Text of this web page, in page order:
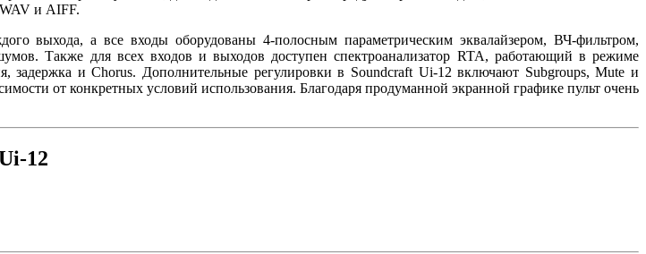
и AIFF.
выхода, а все входы оборудованы 4-полосным параметрическим эквалайзером, ВЧ-фильтром,
Также для всех входов и выходов доступен спектроанализатор RTA, работающий в режиме
задержка и Chorus. Дополнительные регулировки в Soundcraft Ui-12 включают Subgroups, Mute и
от конкретных условий использования. Благодаря продуманной экранной графике пульт очень
12